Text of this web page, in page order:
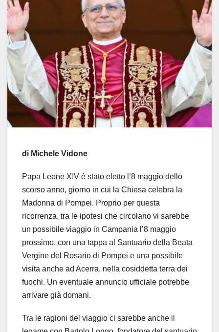
di Michele Vidone
Papa Leone XIV è stato eletto l’8 maggio dello
scorso anno, giorno in cui la Chiesa celebra la
Madonna di Pompei. Proprio per questa
ricorrenza, tra le ipotesi che circolano vi sarebbe
un possibile viaggio in Campania l’8 maggio
prossimo, con una tappa al Santuario della Beata
Vergine del Rosario di Pompei e una possibile
visita anche ad Acerra, nella cosiddetta terra dei
fuochi. Un eventuale annuncio ufficiale potrebbe
arrivare già domani.
Tra le ragioni del viaggio ci sarebbe anche il